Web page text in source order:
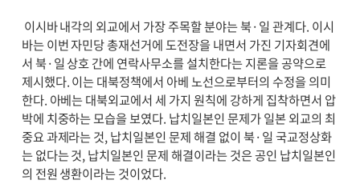
이시바 내각의 외교에서 가장 주목할 분야는 북·일 관계다. 이시
바는 이번 자민당 총재선거에 도전장을 내면서 가진 기자회견에
서 북·일 상호 간에 연락사무소를 설치한다는 지론을 공약으로
제시했다. 이는 대북정책에서 아베 노선으로부터의 수정을 의미
한다. 아베는 대북외교에서 세 가지 원칙에 강하게 집착하면서 압
박에 치중하는 모습을 보였다. 납치일본인 문제가 일본 외교의 최
중요 과제라는 것, 납치일본인 문제 해결 없이 북·일 국교정상화
는 없다는 것, 납치일본인 문제 해결이라는 것은 공인 납치일본인
의 전원 생환이라는 것이었다.